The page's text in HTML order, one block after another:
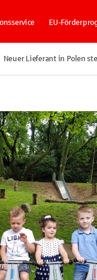
EU-
Neuer Lieferant in Polen